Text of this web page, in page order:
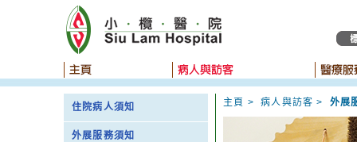
住院病人須知
外展服務須知
主頁 >病人與訪客 >外展